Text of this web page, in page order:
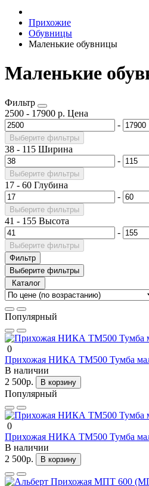
Прихожие
Обувницы
Маленькие обувницы
Маленькие
Фильтр
2500 - 17900 р. Цена
-
Выберите фильтры
38 - 115 Ширина
-
Выберите фильтры
17 - 60 Глубина
-
Выберите фильтры
41 - 155 Высота
-
Выберите фильтры
Фильтр
Выберите фильтры
Каталог
Популярный
0
Прихожая НИКА ТМ500 Тумба
В наличии
2 500р.
В корзину
Популярный
0
Прихожая НИКА ТМ500 Тумба
В наличии
2 500р.
В корзину